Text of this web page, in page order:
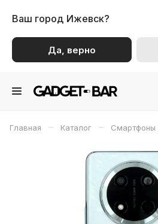
Ваш город Ижевск?
Да, верно
Главная – Каталог – Смартфоны